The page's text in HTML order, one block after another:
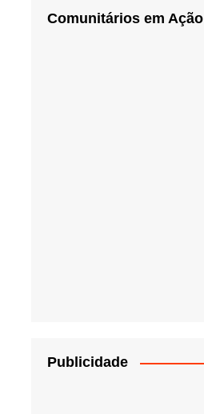
Comunitários em Ação
Publicidade